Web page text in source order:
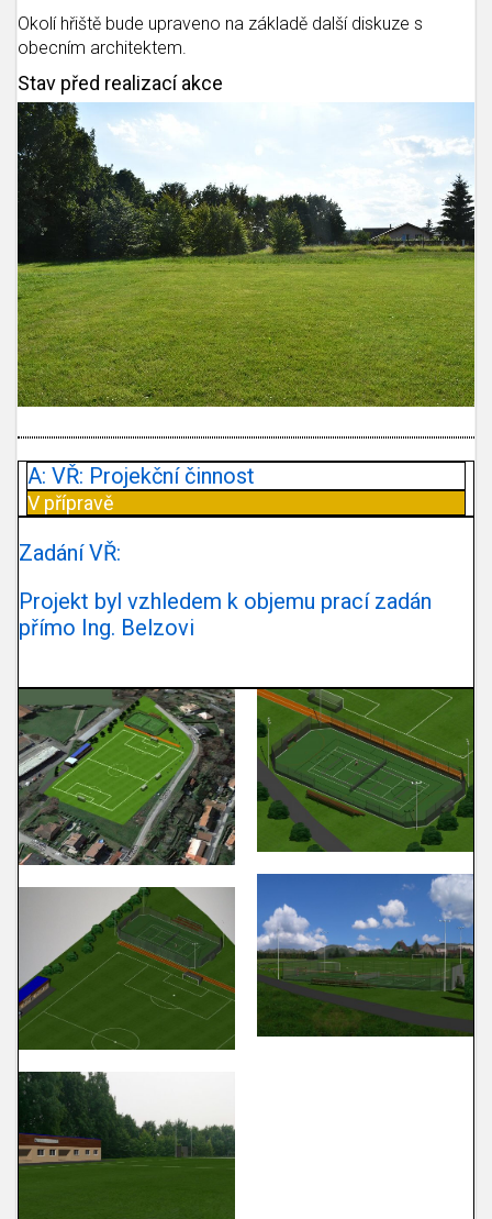
Okolí hřiště bude upraveno na základě další diskuze s
obecním architektem.
Stav před realizací akce
A: VŘ: Projekční činnost
V přípravě
Zadání VŘ:
Projekt byl vzhledem k objemu prací zadán
přímo Ing. Belzovi